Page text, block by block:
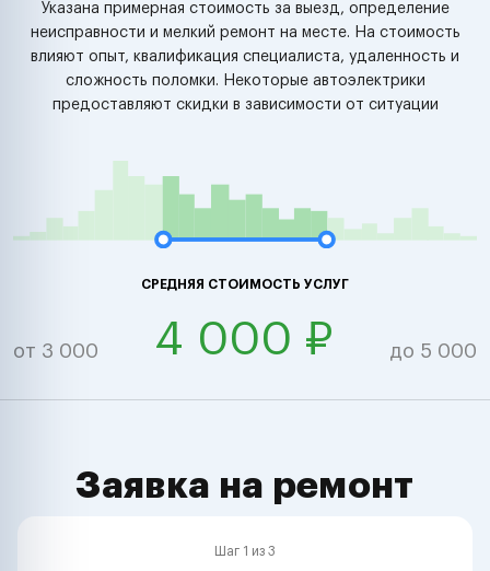
Указана примерная стоимость за выезд, определение
неисправности и мелкий ремонт на месте. На стоимость
влияют опыт, квалификация специалиста, удаленность и
сложность поломки. Некоторые автоэлектрики
предоставляют скидки в зависимости от ситуации
СРЕДНЯЯ СТОИМОСТЬ УСЛУГ
от 3 000 4 000 ₽ до 5 000
Заявка на ремонт
Шаг 1 из 3